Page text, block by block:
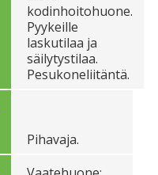
kodinhoitohuone.
Pyykeille
laskutilaa ja
säilytystilaa.
Pesukoneliitäntä.
Pihavaja.